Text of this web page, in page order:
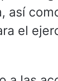
así
el